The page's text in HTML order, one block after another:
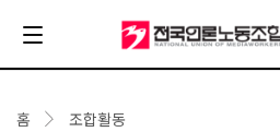
홈 조합활동